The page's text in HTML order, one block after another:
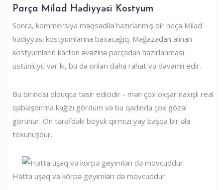
Parça Milad Hədiyyəsi Kostyum
Sonra, kommersiya məqsədilə hazırlanmış bir neçə Milad
hədiyyəsi kostyumlarına baxacağıq. Mağazadan alınan
kostyumların karton əvəzinə parçadan hazırlanması
üstünlüyü var ki, bu da onları daha rahat və davamlı edir.
Bu birincisi olduqca təsir edicidir - mən çox oxşar naxışlı real
qablaşdırma kağızı gördüm və bu qadında çox gözəl
görünür. Ön tərəfdəki böyük qırmızı yay başqa bir əla
toxunuşdur.
Hətta uşaq və körpə geyimləri də mövcuddur.